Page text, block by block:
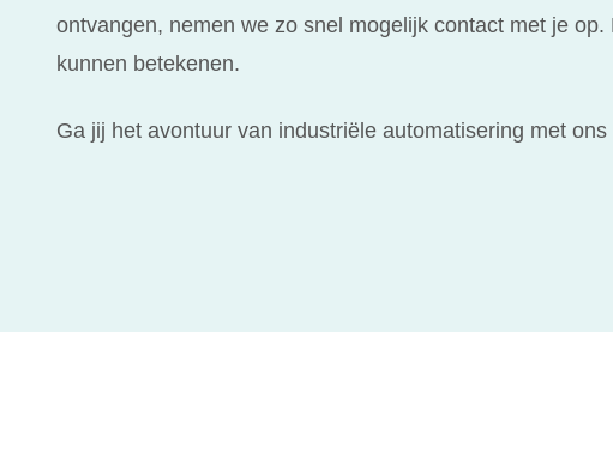
ontvangen, nemen we zo snel mogelijk contact met je
kunnen betekenen.
Ga jij het avontuur van industriële automatisering met ons